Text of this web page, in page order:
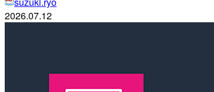
2026.07.12